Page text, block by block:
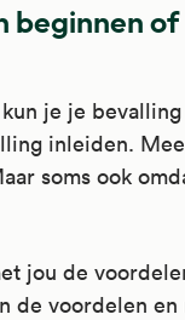
beginnen
je je
inleiden.
soms ook
jou de
de voordelen en